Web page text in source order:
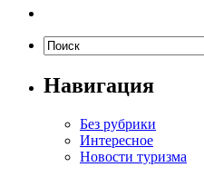
Навигация
Без рубрики
Интересное
Новости туризма